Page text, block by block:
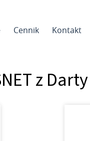
Cennik Kontakt
z Darty